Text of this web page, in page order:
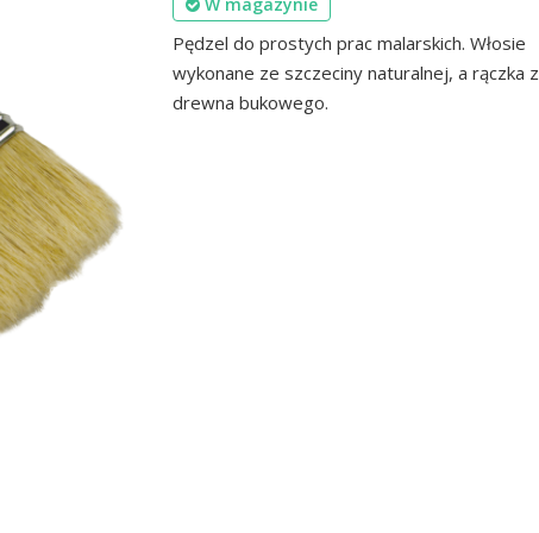
Pędzel do prostych prac malarskich. Włosie
wykonane ze szczeciny naturalnej, a rączka z
drewna bukowego.